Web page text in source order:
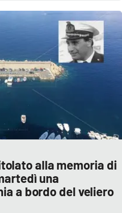
alla memoria di
una
a bordo del veliero